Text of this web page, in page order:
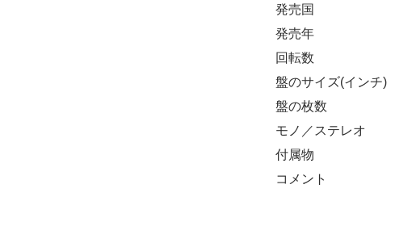
発売国
発売年
回転数
盤のサイズ(インチ)
盤の枚数
モノ／ステレオ
付属物
コメント